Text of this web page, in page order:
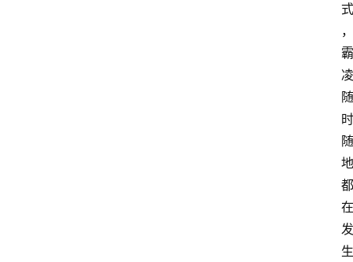
式
，
霸
凌
随
时
随
地
都
在
发
生